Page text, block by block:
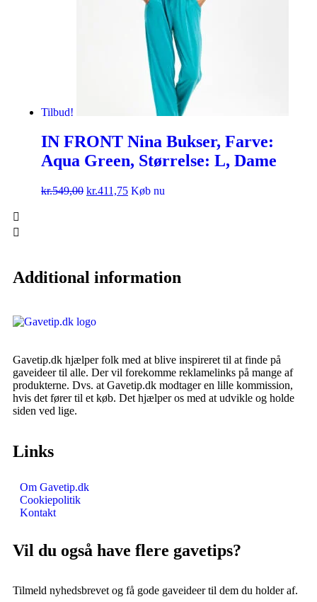
Tilbud!
IN FRONT Nina Bukser, Farve:
Aqua Green, Størrelse: L, Dame
kr.549,00 kr.411,75 Køb nu
Additional information
Gavetip.dk hjælper folk med at blive inspireret til at finde på
gaveideer til alle. Der vil forekomme reklamelinks på mange af
produkterne. Dvs. at Gavetip.dk modtager en lille kommission,
hvis det fører til et køb. Det hjælper os med at udvikle og holde
siden ved lige.
Links
Om Gavetip.dk
Cookiepolitik
Kontakt
Vil du også have flere gavetips?
Tilmeld nyhedsbrevet og få gode gaveideer til dem du holder af.